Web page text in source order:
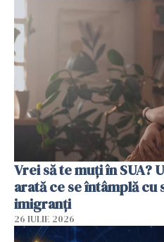
Vrei să te muți în SUA?
arată ce se întâmplă
imigranți
26 IULIE 2026